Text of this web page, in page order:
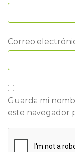
Correo
Guarda mi
este navegador